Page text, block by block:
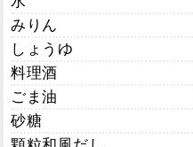
みりん
しょうゆ
料理酒
ごま油
砂糖